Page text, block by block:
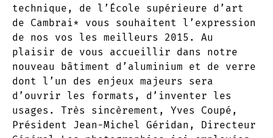
technique, de l’École supérieure d’art
de Cambrai* vous souhaitent l’expression
de nos vos les meilleurs 2015. Au
plaisir de vous accueillir dans notre
nouveau bâtiment d’aluminium et de verre
dont l’un des enjeux majeurs sera
d’ouvrir les formats, d’inventer les
usages. Très sincèrement, Yves Coupé,
Président Jean-Michel Géridan, Directeur